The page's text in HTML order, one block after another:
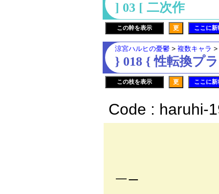
] 03 [ 二次作
この幹を表示 更 ここに
涼宮ハルヒの憂鬱 > 複数キャラ >
} 018 { 性転換プ
この枝を表示 更 ここに
Code : haruhi-